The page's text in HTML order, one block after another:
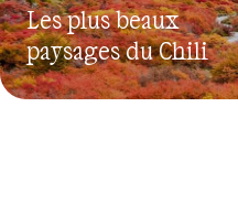
Les plus beaux
paysages du Chili